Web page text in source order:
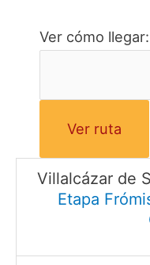
Ver cómo
Villalcázar de
Etapa